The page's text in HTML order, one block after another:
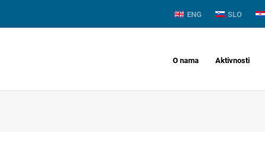
ENG SLO
O nama Aktivnosti